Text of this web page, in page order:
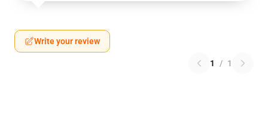
Write your review
1 / 1